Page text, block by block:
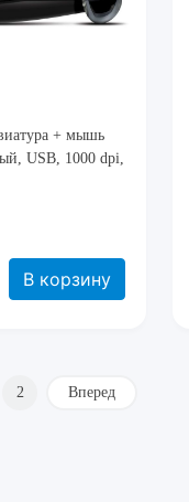
+ мышь
USB, 1000 dpi,
В корзину
2 Вперед